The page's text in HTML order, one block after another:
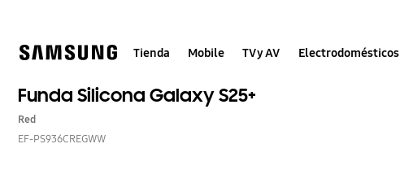
Tienda Mobile TV y AV Electrodomésticos
Funda Silicona Galaxy S25+
Red
EF-PS936CREGWW